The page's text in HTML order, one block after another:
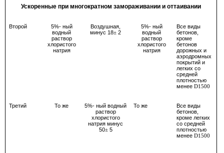
Ускоренные при многократном замораживании и оттаивании
Второй
5%- ный
водный
раствор
хлористого
натрия
Воздушная,
минус 18± 2
5%- ный
водный
раствор
хлористого
натрия
Все виды
бетонов,
кроме
бетонов
дорожных и
аэродромных
покрытий и
легких со
средней
плотностью
менее D1500
Третий То же
5%- ный водный
раствор
хлористого
натрия минус
50±5
То же
Все виды
бетонов,
кроме легких
со средней
плотностью
менее D1500